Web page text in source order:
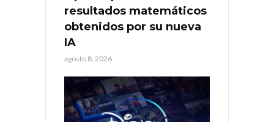
resultados matemáticos
obtenidos por su nueva
IA
agosto 8, 2026